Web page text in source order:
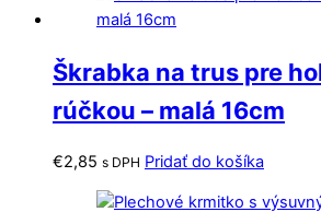
Škrabka na trus pre
rúčkou – malá 16cm
€2,85 s DPH Pridať do košíka